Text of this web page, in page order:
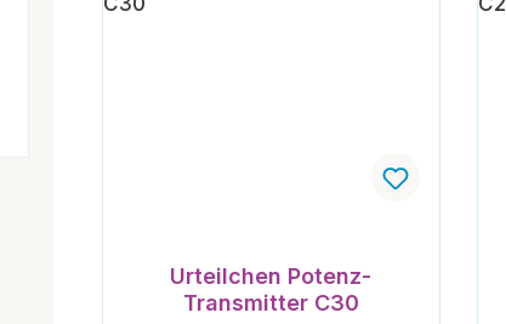
Urteilchen Potenz-
Transmitter C30